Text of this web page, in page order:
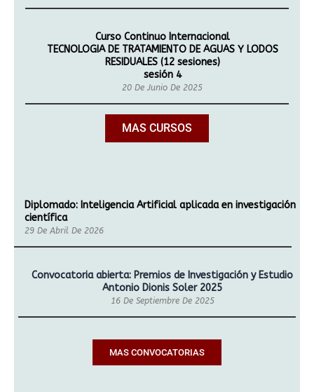
Curso Continuo Internacional
TECNOLOGIA DE TRATAMIENTO DE AGUAS Y LODOS
RESIDUALES (12 sesiones)
sesión 4
20 De Junio De 2025
MAS CURSOS
Diplomado: Inteligencia Artificial aplicada en investigación
científica
29 De Abril De 2026
Convocatoria abierta: Premios de Investigación y Estudio
Antonio Dionis Soler 2025
16 De Septiembre De 2025
MAS CONVOCATORIAS